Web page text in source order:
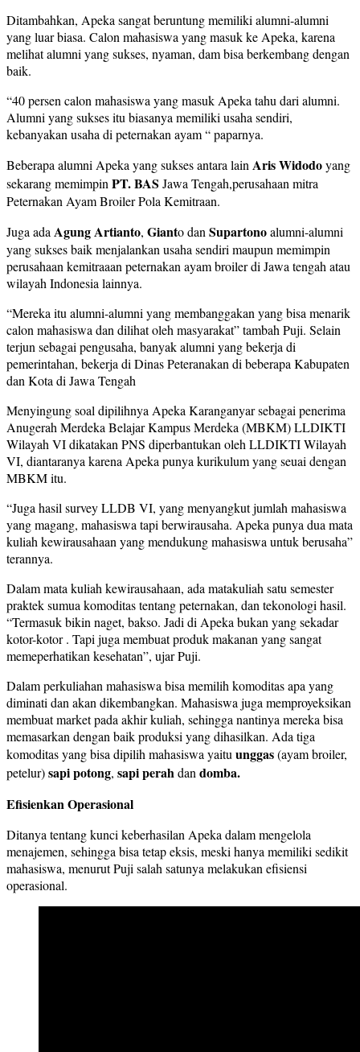
Ditambahkan, Apeka sangat beruntung memiliki alumni-alumni
yang luar biasa. Calon mahasiswa yang masuk ke Apeka, karena
melihat alumni yang sukses, nyaman, dam bisa berkembang dengan
baik.
“40 persen calon mahasiswa yang masuk Apeka tahu dari alumni.
Alumni yang sukses itu biasanya memiliki usaha sendiri,
kebanyakan usaha di peternakan ayam “ paparnya.
Beberapa alumni Apeka yang sukses antara lainAris Widodoyang
sekarang memimpinPT. BAS Jawa Tengah,perusahaan mitra
Peternakan Ayam Broiler Pola Kemitraan.
Juga adaAgung Artianto, Gianto danSupartonoalumni-alumni
yang sukses baik menjalankan usaha sendiri maupun memimpin
perusahaan kemitraaan peternakan ayam broiler di Jawa tengah atau
wilayah Indonesia lainnya.
“Mereka itu alumni-alumni yang membanggakan yang bisa menarik
calon mahasiswa dan dilihat oleh masyarakat” tambah Puji. Selain
terjun sebagai pengusaha, banyak alumni yang bekerja di
pemerintahan, bekerja di Dinas Peteranakan di beberapa Kabupaten
dan Kota di Jawa Tengah
Menyingung soal dipilihnya Apeka Karanganyar sebagai penerima
Anugerah Merdeka Belajar Kampus Merdeka (MBKM) LLDIKTI
Wilayah VI dikatakan PNS diperbantukan oleh LLDIKTI Wilayah
VI, diantaranya karena Apeka punya kurikulum yang seuai dengan
MBKM itu.
“Juga hasil survey LLDB VI, yang menyangkut jumlah mahasiswa
yang magang, mahasiswa tapi berwirausaha. Apeka punya dua mata
kuliah kewirausahaan yang mendukung mahasiswa untuk berusaha”
terannya.
Dalam mata kuliah kewirausahaan, ada matakuliah satu semester
praktek sumua komoditas tentang peternakan, dan tekonologi hasil.
“Termasuk bikin naget, bakso. Jadi di Apeka bukan yang sekadar
kotor-kotor . Tapi juga membuat produk makanan yang sangat
memeperhatikan kesehatan”, ujar Puji.
Dalam perkuliahan mahasiswa bisa memilih komoditas apa yang
diminati dan akan dikembangkan. Mahasiswa juga memproyeksikan
membuat market pada akhir kuliah, sehingga nantinya mereka bisa
memasarkan dengan baik produksi yang dihasilkan. Ada tiga
komoditas yang bisa dipilih mahasiswa yaituunggas(ayam broiler,
petelur)sapi potong, sapi perahdandomba.
Efisienkan Operasional
Ditanya tentang kunci keberhasilan Apeka dalam mengelola
menajemen, sehingga bisa tetap eksis, meski hanya memiliki sedikit
mahasiswa, menurut Puji salah satunya melakukan efisiensi
operasional.